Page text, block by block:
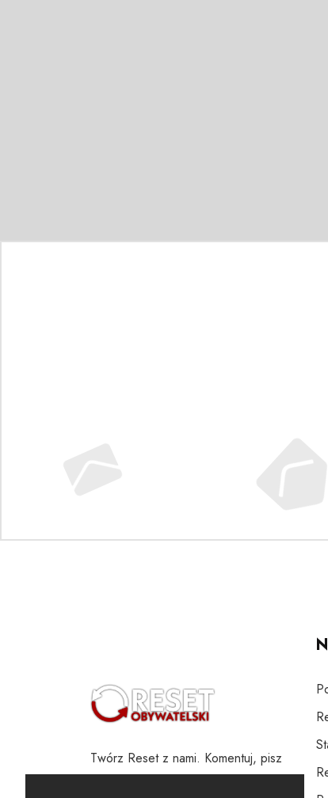
Twórz Reset z nami. Komentuj, pisz
i wspieraj